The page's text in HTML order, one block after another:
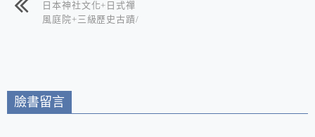
日本神社文化+日式禪
風庭院+三級歷史古蹟/
臉書留言